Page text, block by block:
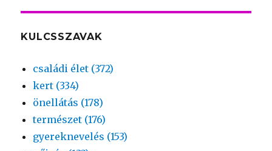
KULCSSZAVAK
családi élet (372)
kert (334)
önellátás (178)
természet (176)
gyereknevelés (153)